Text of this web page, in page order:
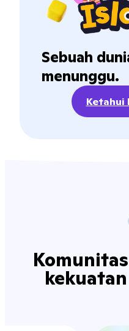
Sebuah
menunggu.
Ketahui